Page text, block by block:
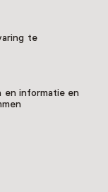
te
en informatie en